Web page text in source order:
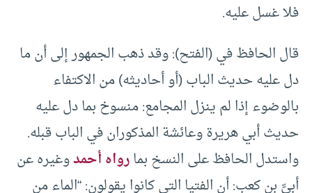
فلا غسل عليه.
قال الحافظ في (الفتح): وقد ذهب الجمهور إلى أن ما
دل عليه حديث الباب (أو أحاديثه) من الاكتفاء
بالوضوء إذا لم ينزل المجامع: منسوخ بما دل عليه
حديث أبي هريرة وعائشة المذكوران في الباب قبله.
واستدل الحافظ على النسخ بمارواه أحمدوغيره عن
أبيِّ بن كعب: أن الفتيا التي كانوا يقولون: “الماء من